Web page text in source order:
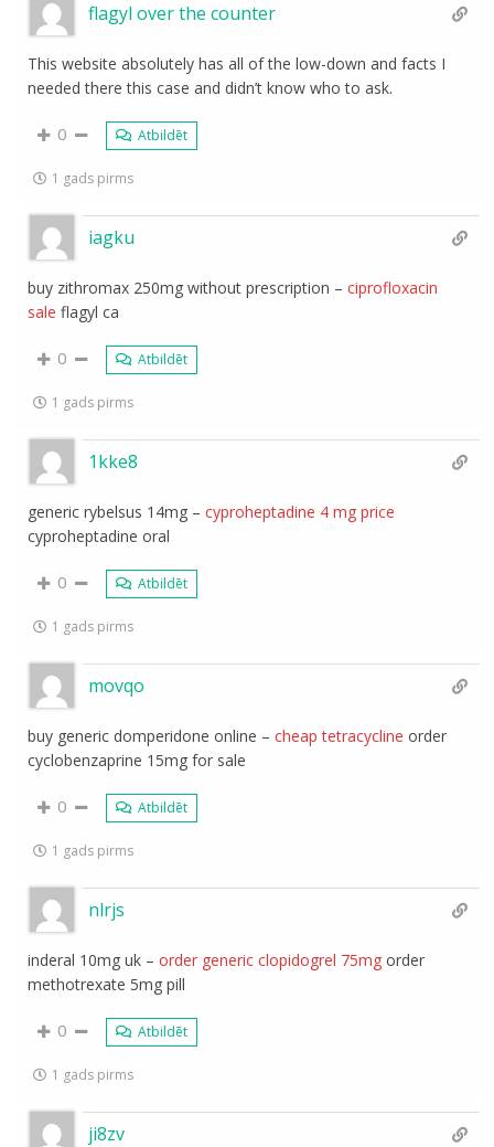
flagyl over the counter
This website absolutely has all of the low-down and facts I
needed there this case and didn’t know who to ask.
0 Atbildēt
1 gads pirms
iagku
buy zithromax 250mg without prescription –ciprofloxacin
sale flagyl ca
0 Atbildēt
1 gads pirms
1kke8
generic rybelsus 14mg –cyproheptadine 4 mg price
cyproheptadine oral
0 Atbildēt
1 gads pirms
movqo
buy generic domperidone online –cheap tetracycline order
cyclobenzaprine 15mg for sale
0 Atbildēt
1 gads pirms
nlrjs
inderal 10mg uk –order generic clopidogrel 75mg order
methotrexate 5mg pill
0 Atbildēt
1 gads pirms
ji8zv